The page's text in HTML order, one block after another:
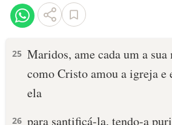
VERSÍCULOS
PALAVRA DO DIA
25 Maridos, ame cada um a
como Cristo amou a igreja e
ela
26 para santificá-la, tendo-a